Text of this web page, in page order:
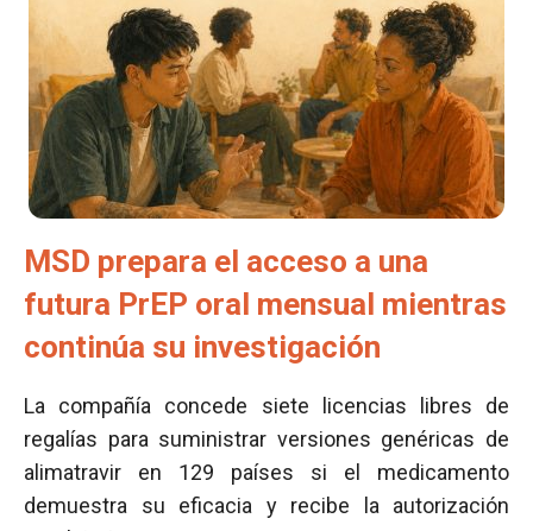
MSD prepara el acceso a una
futura PrEP oral mensual mientras
continúa su investigación
La compañía concede siete licencias libres de
regalías para suministrar versiones genéricas de
alimatravir en 129 países si el medicamento
demuestra su eficacia y recibe la autorización